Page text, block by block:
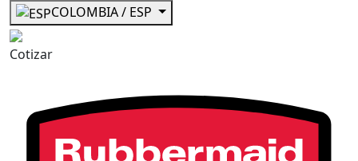
COLOMBIA / ESP
Cotizar